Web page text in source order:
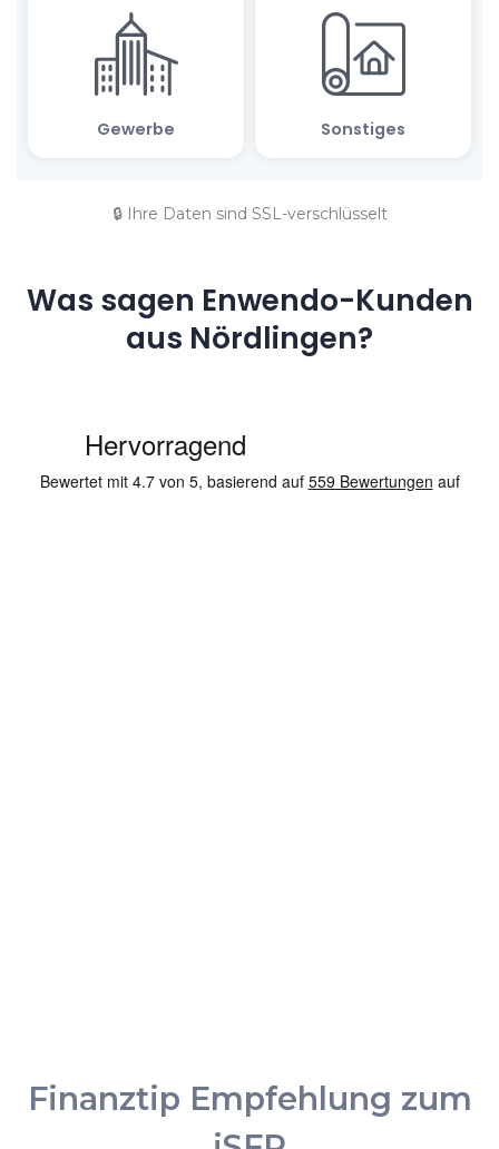
🔒 Ihre Daten sind SSL-verschlüsselt
Was sagen Enwendo-Kunden
aus Nördlingen?
Finanztip Empfehlung zum